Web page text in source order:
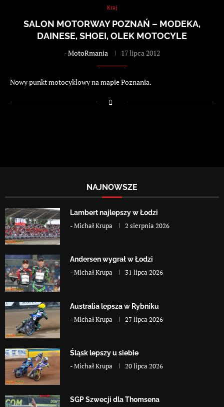
Kraj
SALON MOTORWAY POZNAŃ – MODEKA,
DAINESE, SHOEI, OLEK MOTOCYLE
-MotoRmania 17 lipca 2012
Nowy punkt motocyklowy na mapie Poznania.
NAJNOWSZE
Lambert najlepszy w Łodzi
-Michał Krupa 2 sierpnia 2026
Andersen wygrał w Łodzi
-Michał Krupa 31 lipca 2026
Australia lepsza w Rybniku
-Michał Krupa 27 lipca 2026
Śląsk lepszy u siebie
-Michał Krupa 20 lipca 2026
SGP Szwecji dla Thomsena